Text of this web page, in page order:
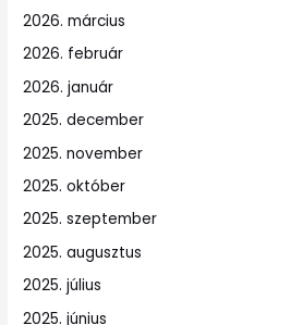
2026. március
2026. február
2026. január
2025. december
2025. november
2025. október
2025. szeptember
2025. augusztus
2025. július
2025. június